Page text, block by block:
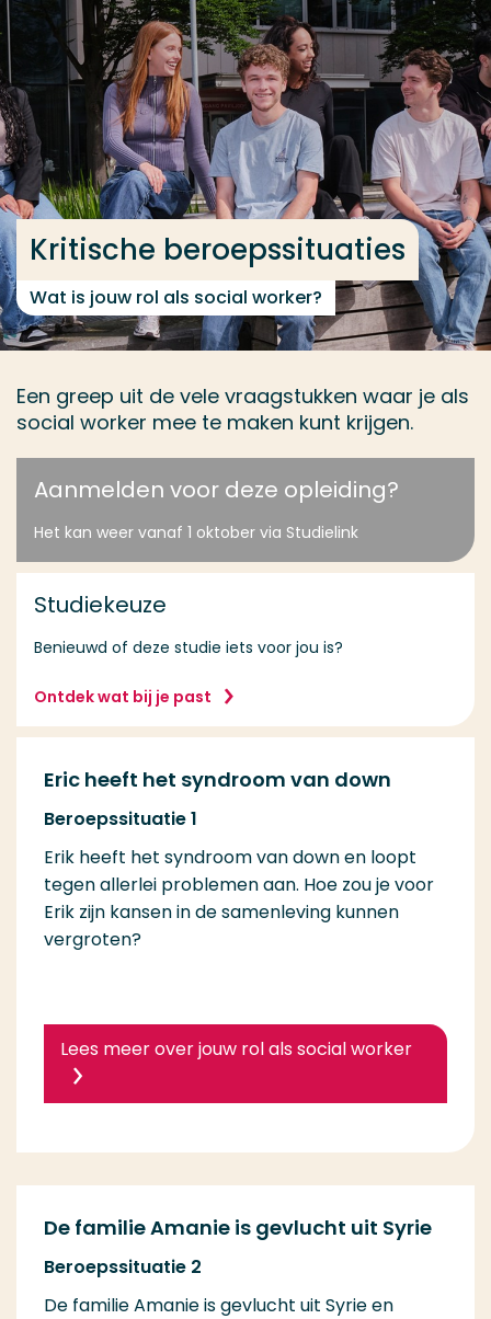
Ga direct naar de content
... > Social Work voltijd
Kritische beroepssituaties
Wat is jouw rol als social worker?
Een greep uit de vele vraagstukken waar je als
social worker mee te maken kunt krijgen.
Aanmelden voor deze opleiding?
Het kan weer vanaf 1 oktober via Studielink
Studiekeuze
Benieuwd of deze studie iets voor jou is?
Ontdek wat bij je past
Eric heeft het syndroom van down
Beroepssituatie 1
Erik heeft het syndroom van down en loopt
tegen allerlei problemen aan. Hoe zou je voor
Erik zijn kansen in de samenleving kunnen
vergroten?
Lees meer over jouw rol als social worker
De familie Amanie is gevlucht uit Syrie
Beroepssituatie 2
De familie Amanie is gevlucht uit Syrie en
Veel gezocht
Opleiding
Contact